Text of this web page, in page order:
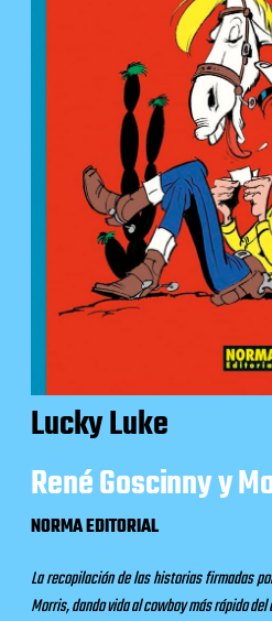
Lucky Luke
René Goscinny y
NORMA EDITORIAL
La recopilación de las historias firmadas
Morris, dando vida al cowboy más rápido